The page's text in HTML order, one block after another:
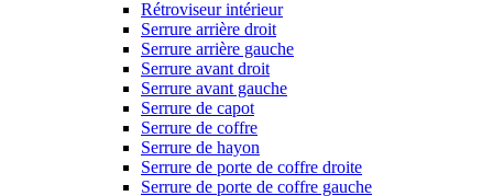
Rétroviseur intérieur
Serrure arrière droit
Serrure arrière gauche
Serrure avant droit
Serrure avant gauche
Serrure de capot
Serrure de coffre
Serrure de hayon
Serrure de porte de coffre droite
Serrure de porte de coffre gauche